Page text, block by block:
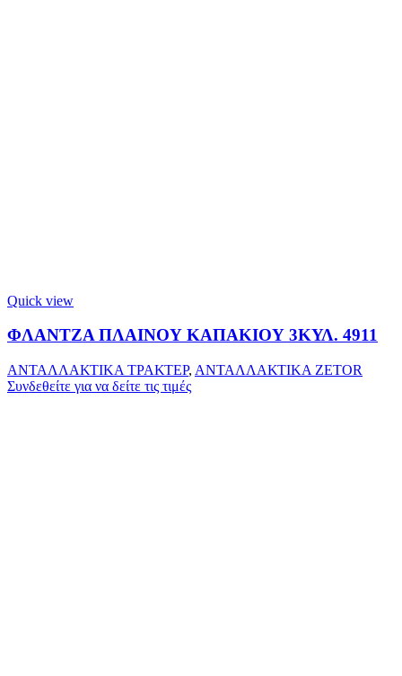
Quick view
ΦΛΑΝΤΖΑ ΠΛΑΙΝΟΥ ΚΑΠΑΚΙΟΥ 3ΚΥΛ. 4911
ΑΝΤΑΛΛΑΚΤΙΚΑ ΤΡΑΚΤΕΡ, ΑΝΤΑΛΛΑΚΤΙΚΑ ZETOR
Συνδεθείτε για να δείτε τις τιμές